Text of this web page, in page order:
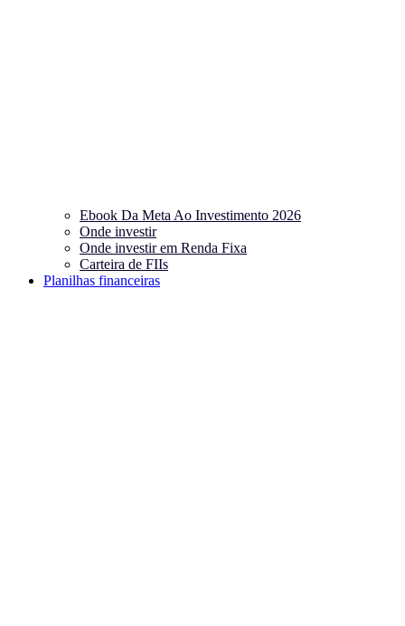
Ebook Da Meta Ao Investimento 2026
Onde investir
Onde investir em Renda Fixa
Carteira de FIIs
Planilhas financeiras